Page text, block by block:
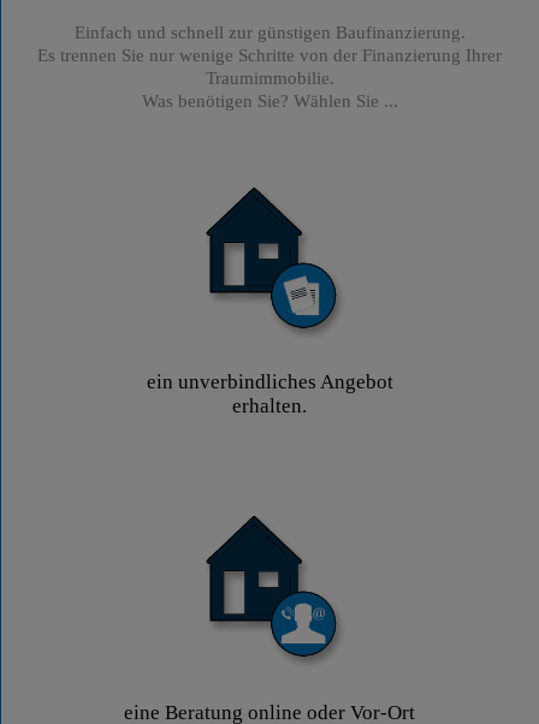
Einfach und schnell zur günstigen Baufinanzierung.
Es trennen Sie nur wenige Schritte von der Finanzierung Ihrer
Traumimmobilie.
Was benötigen Sie? Wählen Sie ...
ein unverbindliches Angebot
erhalten.
eine Beratung online oder Vor-Ort